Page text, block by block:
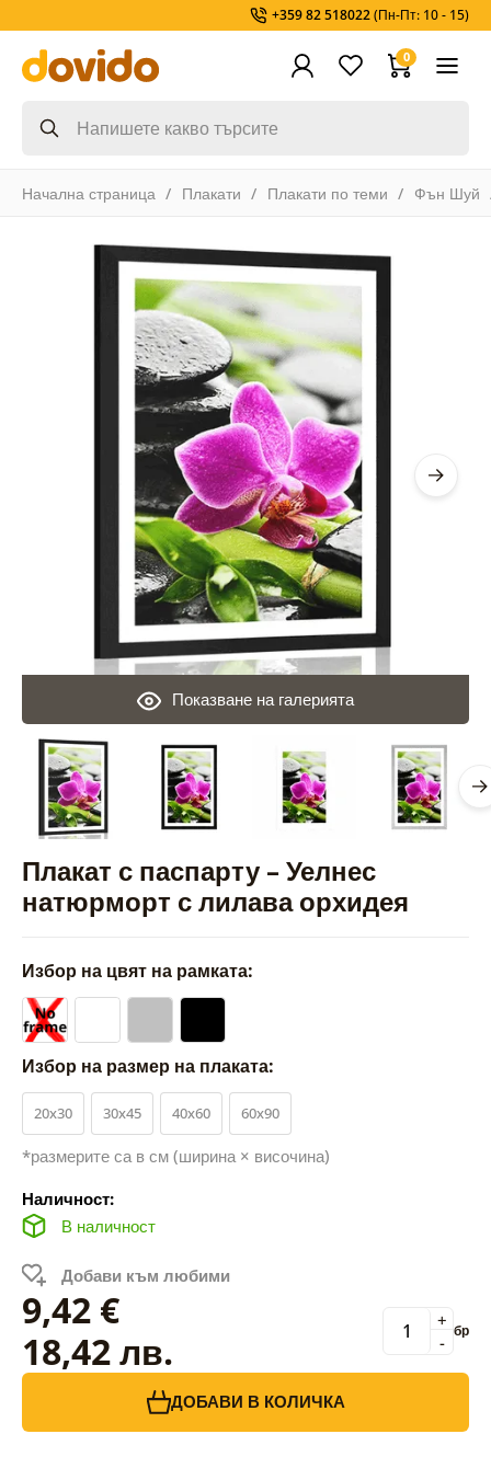
+359 82 518022(Пн-Пт: 10 - 15)
0
Начална страница Плакати Плакати по теми Фън Шуй
Плакат с паспарту – Уелнес
натюрморт с лилава орхидея
Показване на галерията
Избор на цвят на рамката:
Избор на размер на плаката:
20x30 30x45 40x60 60x90
*размерите са в см (ширина × височина)
Наличност:
В наличност
Добави към любими
9,42 €
18,42 лв.
-
+ бр
ДОБАВИ В КОЛИЧКА